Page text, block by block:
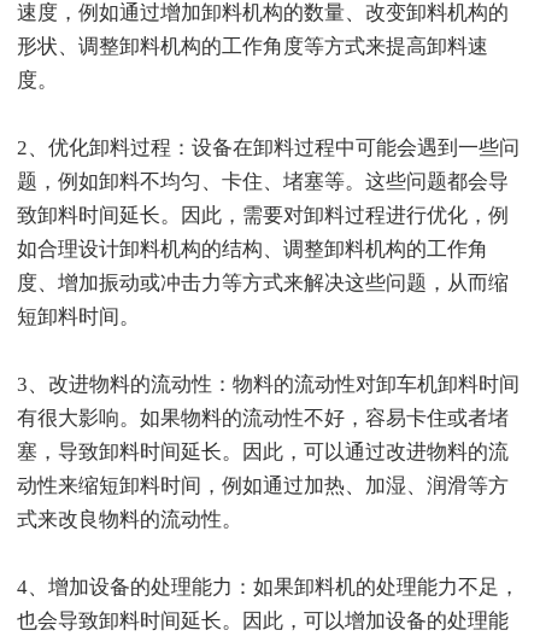
速度，例如通过增加卸料机构的数量、改变卸料机构的
形状、调整卸料机构的工作角度等方式来提高卸料速
度。
2、优化卸料过程：设备在卸料过程中可能会遇到一些问
题，例如卸料不均匀、卡住、堵塞等。这些问题都会导
致卸料时间延长。因此，需要对卸料过程进行优化，例
如合理设计卸料机构的结构、调整卸料机构的工作角
度、增加振动或冲击力等方式来解决这些问题，从而缩
短卸料时间。
3、改进物料的流动性：物料的流动性对卸车机卸料时间
有很大影响。如果物料的流动性不好，容易卡住或者堵
塞，导致卸料时间延长。因此，可以通过改进物料的流
动性来缩短卸料时间，例如通过加热、加湿、润滑等方
式来改良物料的流动性。
4、增加设备的处理能力：如果卸料机的处理能力不足，
也会导致卸料时间延长。因此，可以增加设备的处理能